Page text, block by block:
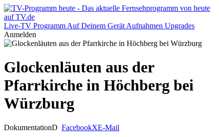
Live-TV Programm Auf Deinem Gerät Aufnahmen Upgrades
Anmelden
Glockenläuten aus der
Pfarrkirche in Höchberg bei
Würzburg
DokumentationD FacebookXE-Mail